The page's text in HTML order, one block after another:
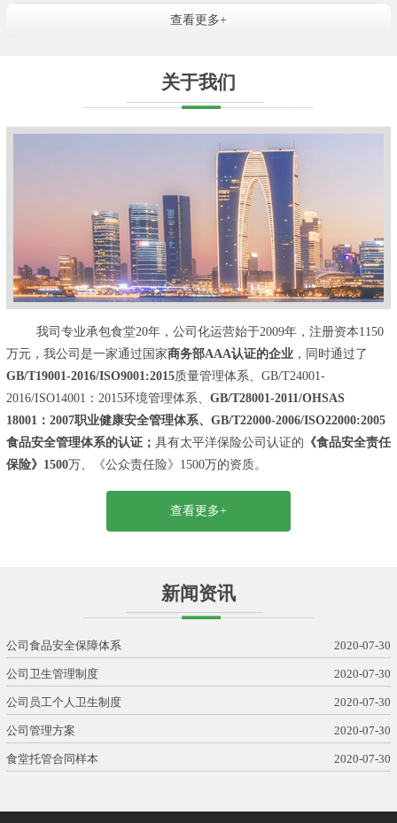
查看更多+
关于我们
我司专业承包食堂20年，公司化运营始于2009年，注册资本1150
万元，我公司是一家通过国家商务部AAA认证的企业，同时通过了
GB/T19001-2016/ISO9001:2015质量管理体系、GB/T24001-
2016/ISO14001：2015环境管理体系、 GB/T28001-2011/OHSAS
18001：2007职业健康安全管理体系、GB/T22000-2006/ISO22000:2005
食品安全管理体系的认证； 具有太平洋保险公司认证的 《食品安全责任
保险》1500万、《公众责任险》1500万的资质。
查看更多+
新闻资讯
公司食品安全保障体系 2020-07-30
公司卫生管理制度 2020-07-30
公司员工个人卫生制度 2020-07-30
公司管理方案 2020-07-30
食堂托管合同样本 2020-07-30